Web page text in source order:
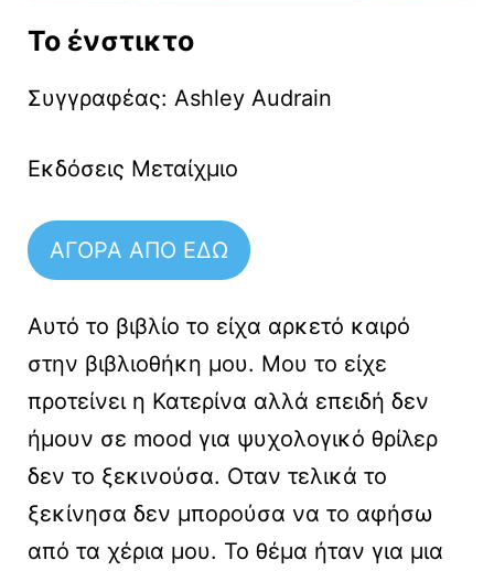
Το ένστικτο
Συγγραφέας: Ashley Audrain
Εκδόσεις Μεταίχμιο
ΑΓΟΡΑ ΑΠΟ ΕΔΩ
Αυτό το βιβλίο το είχα αρκετό καιρό
στην βιβλιοθήκη μου. Μου το είχε
προτείνει η Κατερίνα αλλά επειδή δεν
ήμουν σε mood για ψυχολογικό θρίλερ
δεν το ξεκινούσα. Οταν τελικά το
ξεκίνησα δεν μπορούσα να το αφήσω
από τα χέρια μου. Το θέμα ήταν για μια